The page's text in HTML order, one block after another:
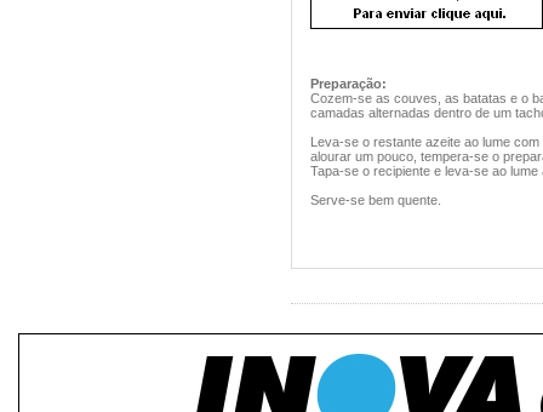
Preparação:
Cozem-se as couves, as batatas e o
camadas alternadas dentro de um
Leva-se o restante azeite ao lume
alourar um pouco, tempera-se o
Tapa-se o recipiente e leva-se ao
Serve-se bem quente.